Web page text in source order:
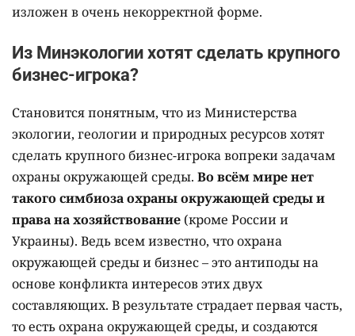
изложен в очень некорректной форме.
Из Минэкологии хотят сделать крупного
бизнес-игрока?
Становится понятным, что из Министерства
экологии, геологии и природных ресурсов хотят
сделать крупного бизнес-игрока вопреки задачам
охраны окружающей среды. Во всём мире нет
такого симбиоза охраны окружающей среды и
права на хозяйствование (кроме России и
Украины). Ведь всем известно, что охрана
окружающей среды и бизнес – это антиподы на
основе конфликта интересов этих двух
составляющих. В результате страдает первая часть,
то есть охрана окружающей среды, и создаются